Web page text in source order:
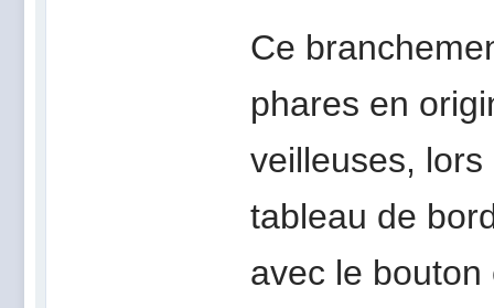
Ce
phares en
veilleuses,
tableau de
avec le